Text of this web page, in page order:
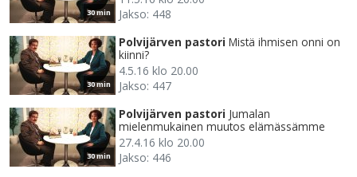
30 min
Jakso: 448
30 min
Polvijärven pastori Mistä ihmisen onni on
kiinni?
4.5.16 klo 20.00
Jakso: 447
30 min
Polvijärven pastori Jumalan
mielenmukainen muutos elämässämme
27.4.16 klo 20.00
Jakso: 446